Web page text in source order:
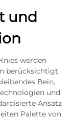
und
werden
berücksichtigt.
Bein,
und
Ansatz
Palette von